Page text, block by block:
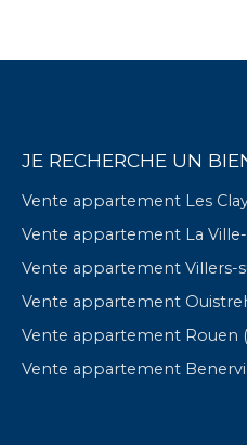
JE RECHERCHE UN
Vente appartement Les
Vente appartement La Ville-
Vente appartement Villers-
Vente appartement
Vente appartement Rouen
Vente appartement